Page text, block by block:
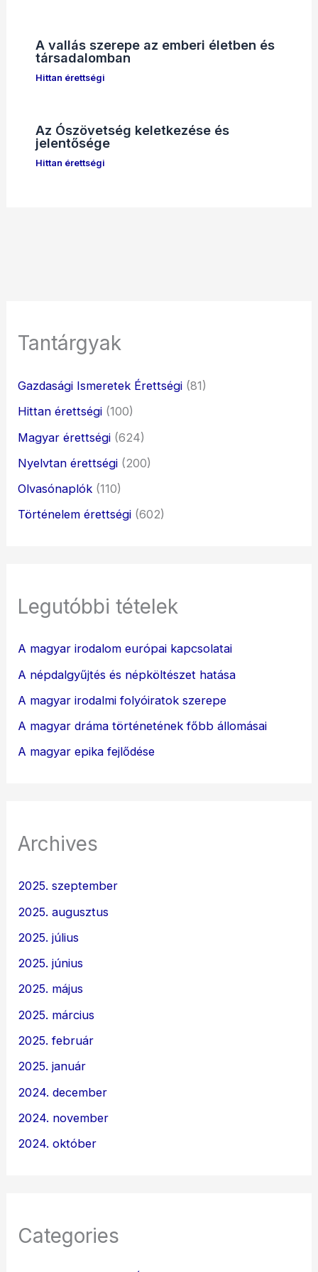
A vallás szerepe az emberi életben és
társadalomban
Hittan érettségi
Az Ószövetség keletkezése és
jelentősége
Hittan érettségi
Tantárgyak
Gazdasági Ismeretek Érettségi (81)
Hittan érettségi (100)
Magyar érettségi (624)
Nyelvtan érettségi (200)
Olvasónaplók (110)
Történelem érettségi (602)
Legutóbbi tételek
A magyar irodalom európai kapcsolatai
A népdalgyűjtés és népköltészet hatása
A magyar irodalmi folyóiratok szerepe
A magyar dráma történetének főbb állomásai
A magyar epika fejlődése
Archives
2025. szeptember
2025. augusztus
2025. július
2025. június
2025. május
2025. március
2025. február
2025. január
2024. december
2024. november
2024. október
Categories